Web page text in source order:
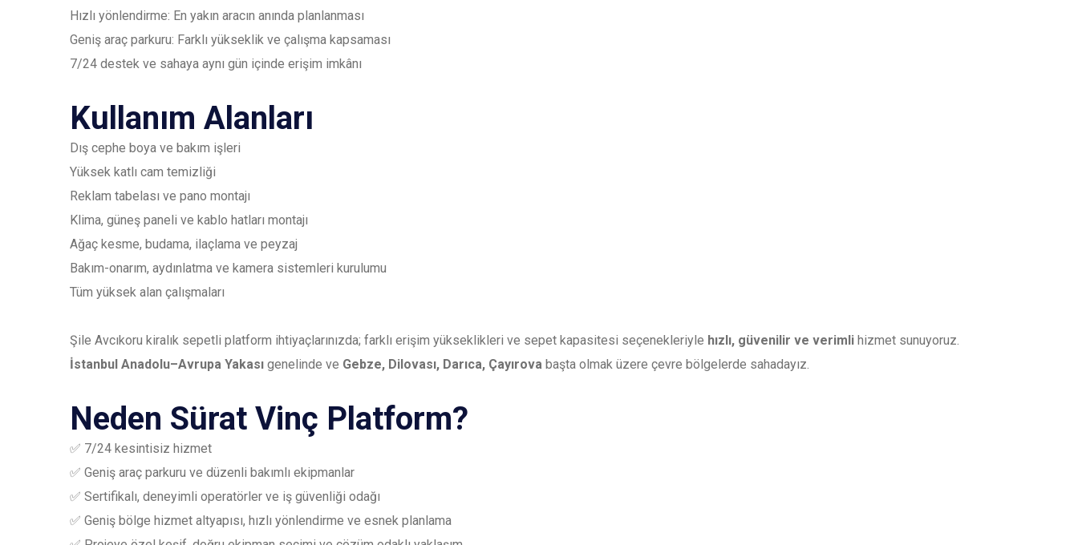
Hızlı yönlendirme: En yakın aracın anında planlanması
Geniş araç parkuru: Farklı yükseklik ve çalışma kapsaması
7/24 destek ve sahaya aynı gün içinde erişim imkânı
Kullanım Alanları
Dış cephe boya ve bakım işleri
Yüksek katlı cam temizliği
Reklam tabelası ve pano montajı
Klima, güneş paneli ve kablo hatları montajı
Ağaç kesme, budama, ilaçlama ve peyzaj
Bakım-onarım, aydınlatma ve kamera sistemleri kurulumu
Tüm yüksek alan çalışmaları
Şile Avcıkoru kiralık sepetli platform ihtiyaçlarınızda; farklı erişim yükseklikleri ve sepet kapasitesi seçenekleriyle hızlı, güvenilir ve verimli hizmet sunuyoruz.
İstanbul Anadolu–Avrupa Yakası genelinde ve Gebze, Dilovası, Darıca, Çayırova başta olmak üzere çevre bölgelerde sahadayız.
Neden Sürat Vinç Platform?
✅ 7/24 kesintisiz hizmet
✅ Geniş araç parkuru ve düzenli bakımlı ekipmanlar
✅ Sertifikalı, deneyimli operatörler ve iş güvenliği odağı
✅ Geniş bölge hizmet altyapısı, hızlı yönlendirme ve esnek planlama